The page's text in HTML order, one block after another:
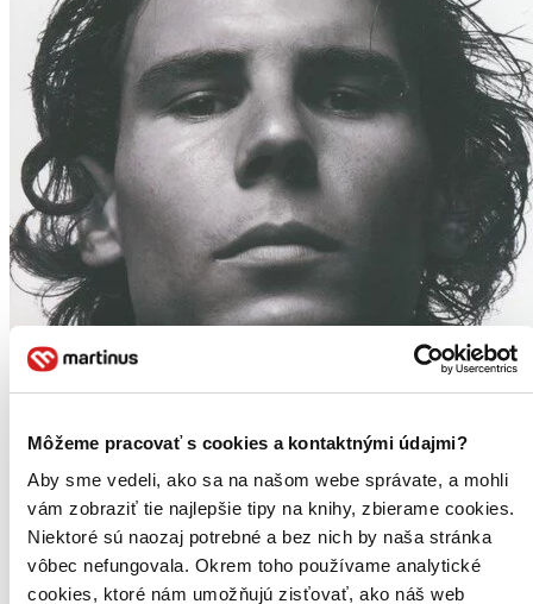
Môžeme pracovať s cookies a kontaktnými údajmi?
Aby sme vedeli, ako sa na našom webe správate, a mohli
vám zobraziť tie najlepšie tipy na knihy, zbierame cookies.
Niektoré sú naozaj potrebné a bez nich by naša stránka
vôbec nefungovala. Okrem toho používame analytické
cookies, ktoré nám umožňujú zisťovať, ako náš web